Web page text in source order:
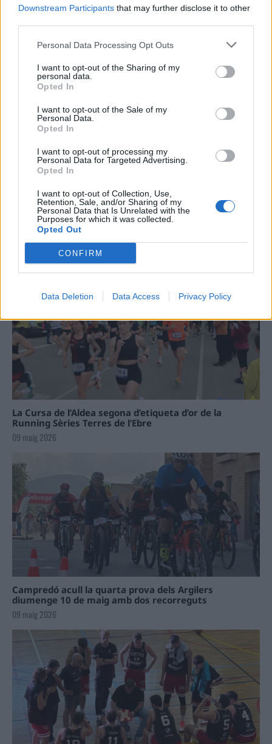
Downstream Participants that may further disclose it to other
Personal Data Processing Opt Outs
I want to opt-out of the Sharing of my
personal data.
Opted In
I want to opt-out of the Sale of my
Personal Data.
Opted In
I want to opt-out of processing my
Personal Data for Targeted Advertising.
Opted In
I want to opt-out of Collection, Use,
Retention, Sale, and/or Sharing of my
Personal Data that Is Unrelated with the
Purposes for which it was collected.
Opted Out
CONFIRM
Data Deletion Data Access Privacy Policy
temperatures
7 d'agost de 2026
Amposta recupera les Cases del Castell
i culmina un projecte estratègic que
40 peces a concurs
31 de juliol de 2026
Carrega més
La Cursa de l’Aldea segona d’etiqueta d’or de la
Running Sèries Terres de l’Ebre
09 maig 2026
Campredó acull la quarta prova dels Argilers
diumenge 10 de maig amb dos recorreguts
09 maig 2026